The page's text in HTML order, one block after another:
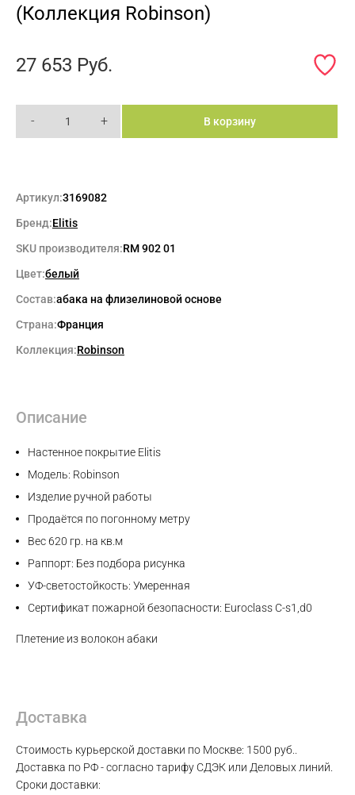
(Коллекция Robinson)
27 653 Руб.
- + В корзину
Артикул:3169082
Бренд:Elitis
SKU производителя:RM 902 01
Цвет:белый
Состав:абака на флизелиновой основе
Страна:Франция
Коллекция:Robinson
Описание
Настенное покрытие Elitis
Модель: Robinson
Изделие ручной работы
Продаётся по погонному метру
Вес 620 гр. на кв.м
Раппорт: Без подбора рисунка
УФ-светостойкость: Умеренная
Сертификат пожарной безопасности: Euroclass C-s1,d0
Плетение из волокон абаки
Доставка
Стоимость курьерской доставки по Москве: 1500 руб..
Доставка по РФ - согласно тарифу СДЭК или Деловых линий.
Сроки доставки:
WhatsApp